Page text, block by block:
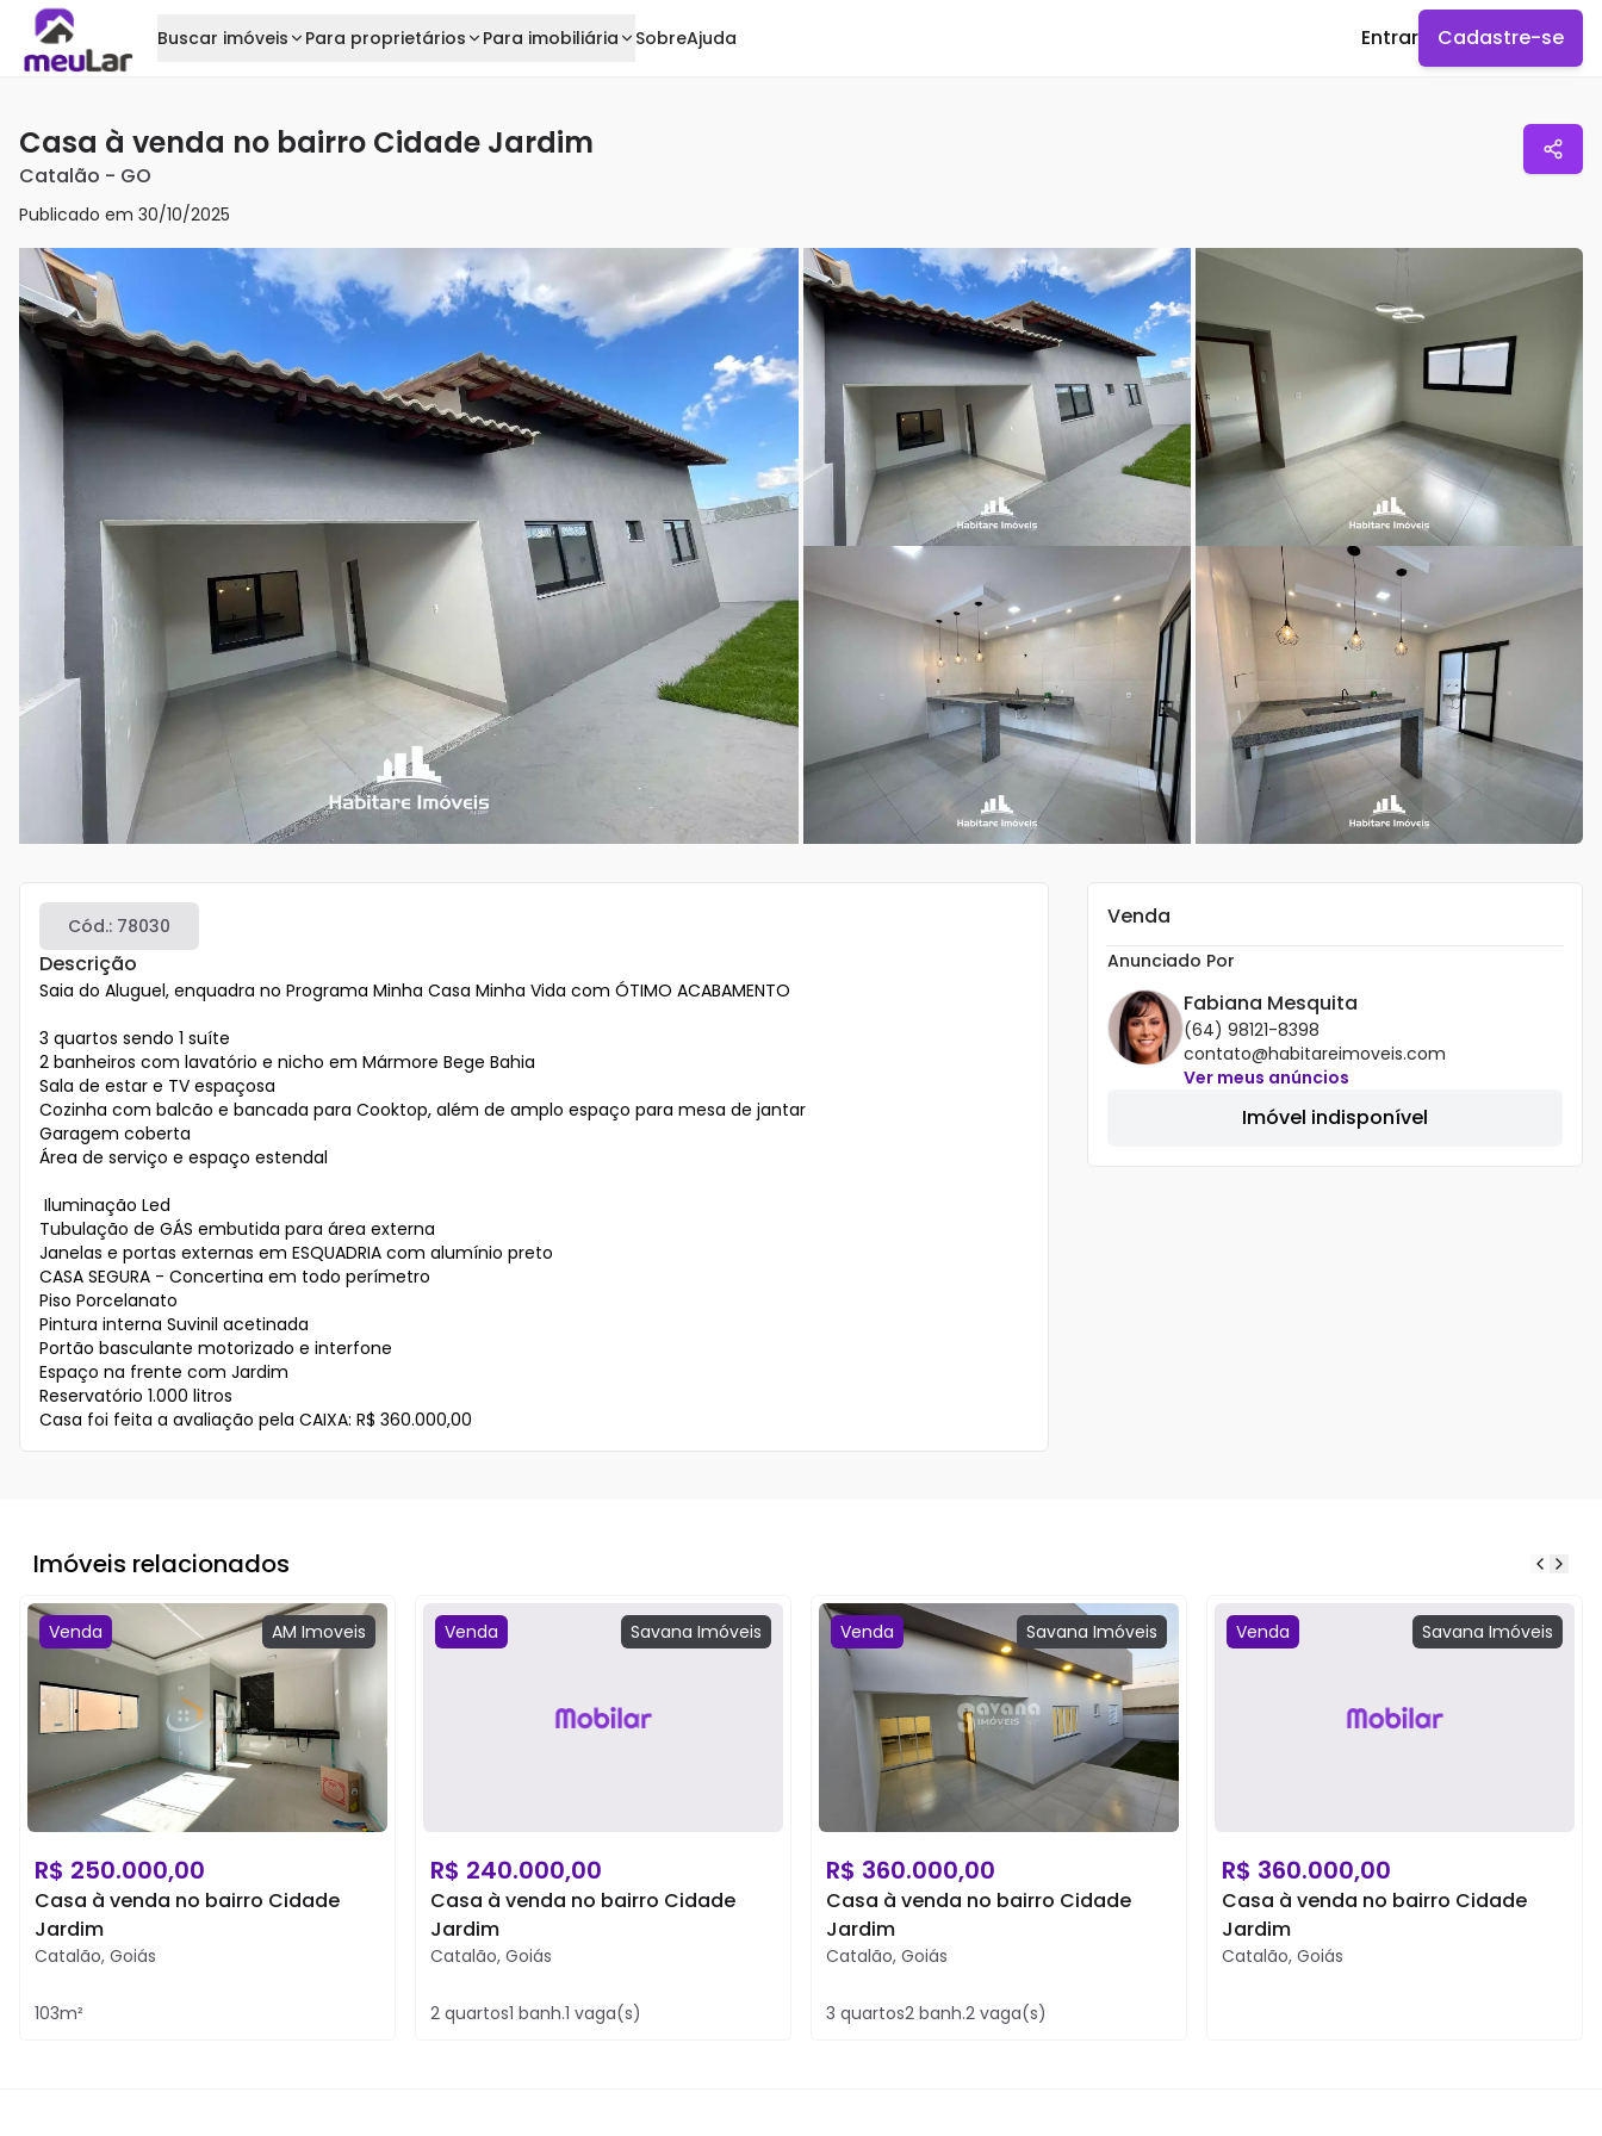
Buscar imóveis Para proprietários Para imobiliária SobreAjuda Entrar Cadastre-se
Casa à venda no bairro Cidade Jardim
Catalão - GO
Publicado em 30/10/2025
Cód.: 78030
Descrição
Saia do Aluguel, enquadra no Programa Minha Casa Minha Vida com ÓTIMO ACABAMENTO
3 quartos sendo 1 suíte
2 banheiros com lavatório e nicho em Mármore Bege Bahia
Sala de estar e TV espaçosa
Cozinha com balcão e bancada para Cooktop, além de amplo espaço para mesa de jantar
Garagem coberta
Área de serviço e espaço estendal
Tubulação de GÁS embutida para área externa
Janelas e portas externas em ESQUADRIA com alumínio preto
CASA SEGURA - Concertina em todo perímetro
Piso Porcelanato
Pintura interna Suvinil acetinada
Portão basculante motorizado e interfone
Espaço na frente com Jardim
Reservatório 1.000 litros
Venda
Anunciado Por
Fabiana Mesquita
(64) 98121-8398
contato@habitareimoveis.com
Ver meus anúncios
Imóvel indisponível
Venda AM Imoveis
R$ 250.000,00
Casa à venda no bairro Cidade
Jardim
Catalão, Goiás
103m²
Venda Savana Imóveis
R$ 240.000,00
Casa à venda no bairro Cidade
Jardim
Catalão, Goiás
2 quartos1 banh.1 vaga(s)
Venda Savana Imóveis
R$ 360.000,00
Casa à venda no bairro Cidade
Jardim
Catalão, Goiás
3 quartos2 banh.2 vaga(s)
Venda Savana Imóveis
R$ 360.000,00
Casa à venda no bairro Cidade
Jardim
Catalão, Goiás
Imóveis relacionados